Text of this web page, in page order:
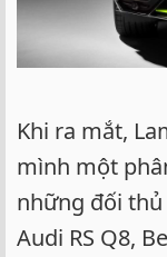
Khi ra mắt,
mình một
những đối
Audi RS Q8,